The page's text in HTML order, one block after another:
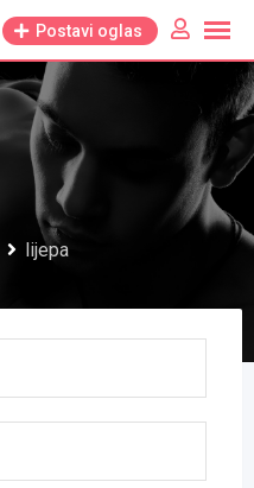
Postavi oglas
lijepa